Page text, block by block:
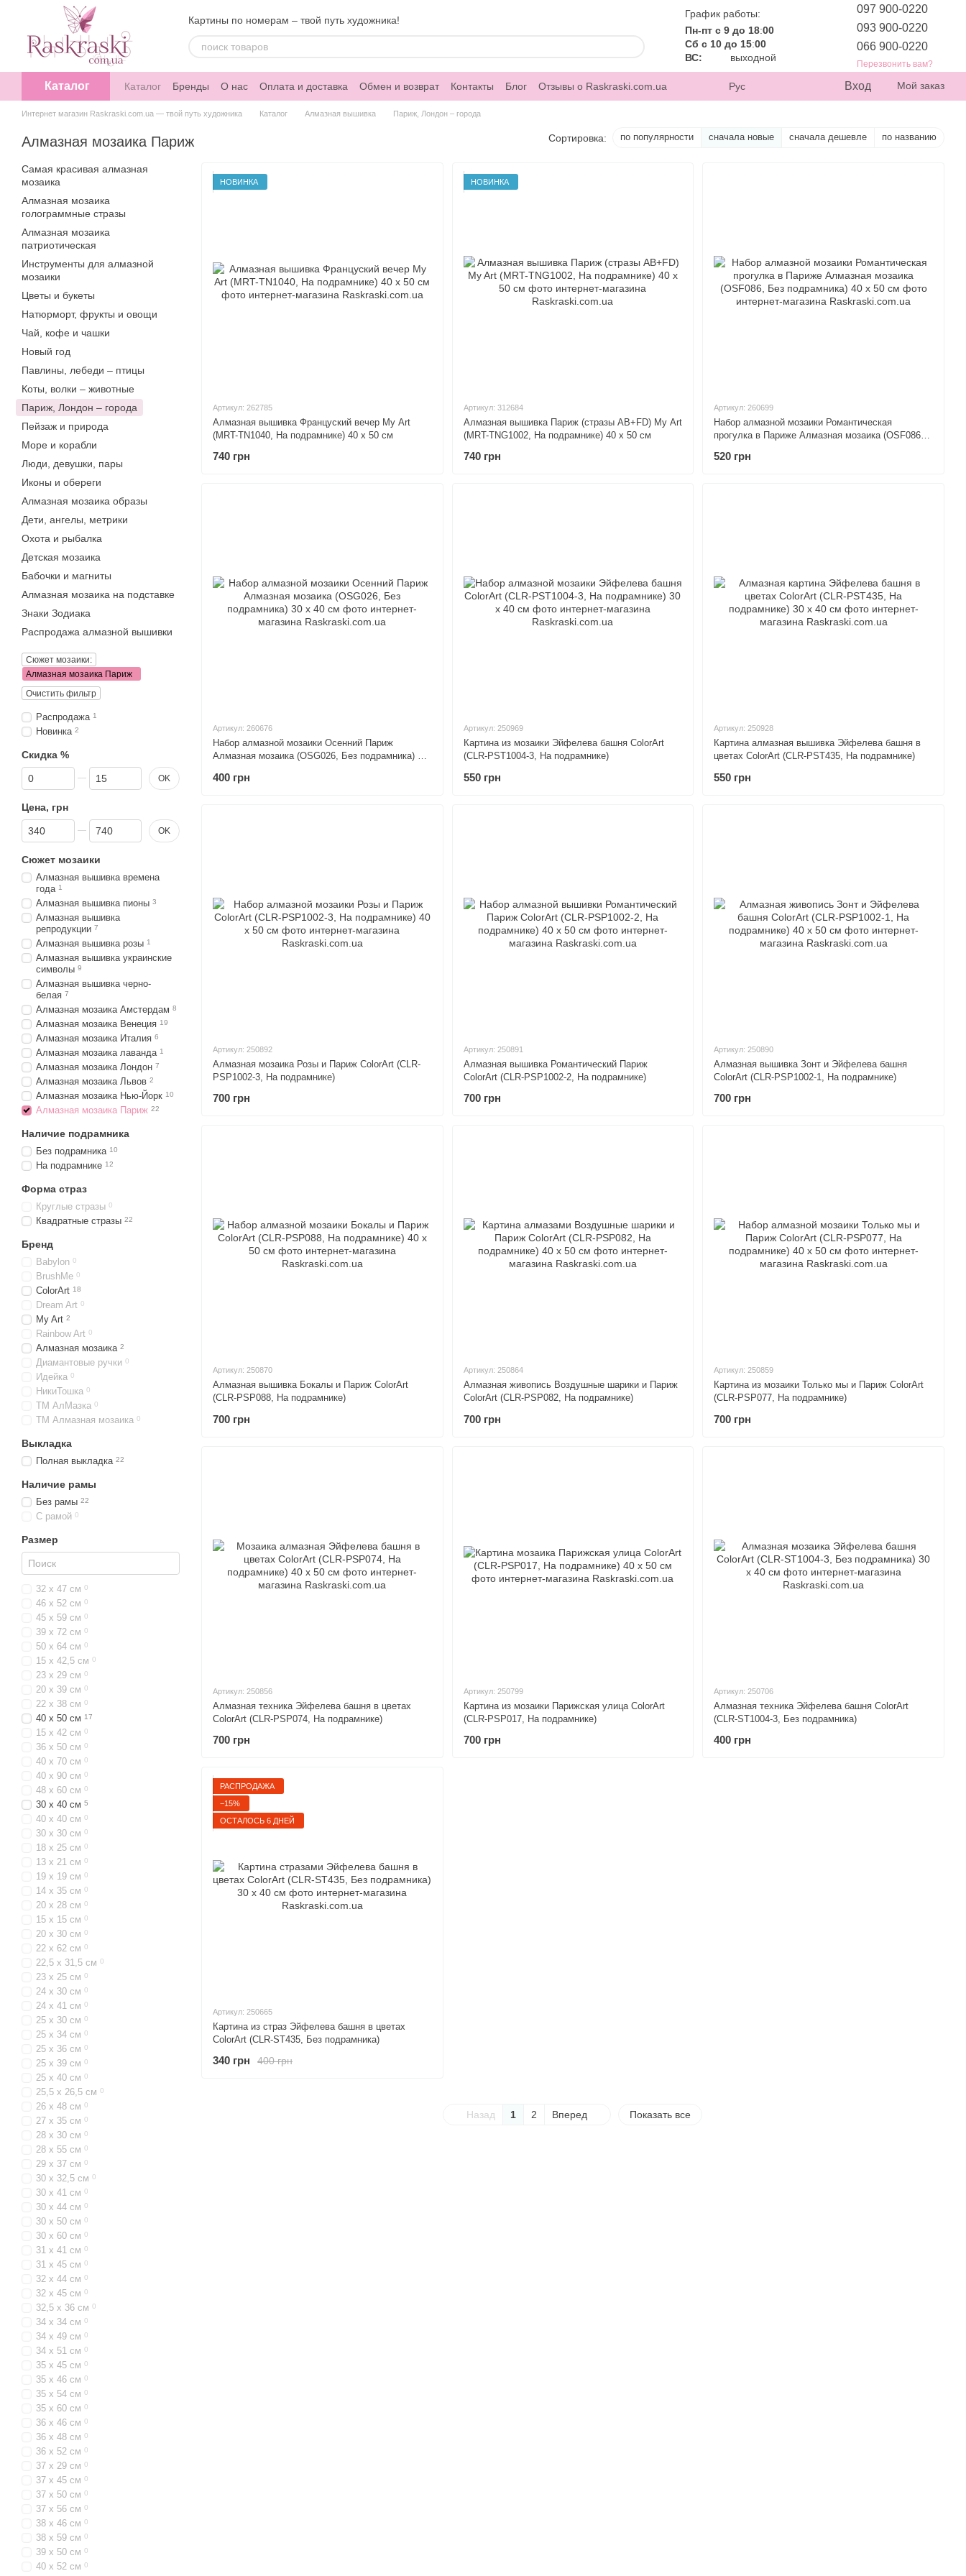
Перейти к основному контенту
Картины по номерам – твой путь художника!
График работы:
Пн-пт с 9 до 18:00
Сб с 10 до 15:00
ВС:
выходной
097 900-0220
093 900-0220
066 900-0220
Перезвонить вам?
Каталог Каталог Бренды О нас Оплата и доставка Обмен и возврат Контакты Блог Отзывы о Raskraski.com.ua Рус Вход Мой заказ
Интернет магазин Raskraski.com.ua — твой путь художника Каталог Алмазная вышивка Париж, Лондон – города
Алмазная мозаика Париж Сортировка: по популярности сначала новые сначала дешевле по названию
НОВИНКА
Артикул: 262785
Алмазная вышивка Француский вечер My Art
(MRT-TN1040, На подрамнике) 40 х 50 см
740 грн
НОВИНКА
Артикул: 312684
Алмазная вышивка Париж (стразы AB+FD) My Art
(MRT-TNG1002, На подрамнике) 40 х 50 см
740 грн
Артикул: 260699
Набор алмазной мозаики Романтическая
прогулка в Париже Алмазная мозаика (OSF086,
520 грн
Артикул: 260676
Набор алмазной мозаики Осенний Париж
Алмазная мозаика (OSG026, Без подрамника) 30
400 грн
Артикул: 250969
Картина из мозаики Эйфелева башня ColorArt
(CLR-PST1004-3, На подрамнике)
550 грн
Артикул: 250928
Картина алмазная вышивка Эйфелева башня в
цветах ColorArt (CLR-PST435, На подрамнике)
550 грн
Артикул: 250892
Алмазная мозаика Розы и Париж ColorArt (CLR-
PSP1002-3, На подрамнике)
700 грн
Артикул: 250891
Алмазная вышивка Романтический Париж
ColorArt (CLR-PSP1002-2, На подрамнике)
700 грн
Артикул: 250890
Алмазная вышивка Зонт и Эйфелева башня
ColorArt (CLR-PSP1002-1, На подрамнике)
700 грн
Артикул: 250870
Алмазная вышивка Бокалы и Париж ColorArt
(CLR-PSP088, На подрамнике)
700 грн
Артикул: 250864
Алмазная живопись Воздушные шарики и Париж
ColorArt (CLR-PSP082, На подрамнике)
700 грн
Артикул: 250859
Картина из мозаики Только мы и Париж ColorArt
(CLR-PSP077, На подрамнике)
700 грн
Артикул: 250856
Алмазная техника Эйфелева башня в цветах
ColorArt (CLR-PSP074, На подрамнике)
700 грн
Артикул: 250799
Картина из мозаики Парижская улица ColorArt
(CLR-PSP017, На подрамнике)
700 грн
Артикул: 250706
Алмазная техника Эйфелева башня ColorArt
(CLR-ST1004-3, Без подрамника)
400 грн
РАСПРОДАЖА
−15%
ОСТАЛОСЬ 6 ДНЕЙ
Артикул: 250665
Картина из страз Эйфелева башня в цветах
ColorArt (CLR-ST435, Без подрамника)
400 грн
340 грн
Назад 1 2 Вперед Показать все
Самая красивая алмазная
мозаика
Алмазная мозаика
голограммные стразы
Алмазная мозаика
патриотическая
Инструменты для алмазной
мозаики
Цветы и букеты
Натюрморт, фрукты и овощи
Чай, кофе и чашки
Новый год
Павлины, лебеди – птицы
Коты, волки – животные
Париж, Лондон – города
Пейзаж и природа
Море и корабли
Люди, девушки, пары
Иконы и обереги
Алмазная мозаика образы
Дети, ангелы, метрики
Охота и рыбалка
Детская мозаика
Бабочки и магниты
Алмазная мозаика на подставке
Знаки Зодиака
Распродажа алмазной вышивки
Сюжет мозаики:
Алмазная мозаика Париж
Очистить фильтр
Распродажа 1
Новинка 2
Скидка %
От Скидка %
До Скидка % OK
Цена, грн
От Цена, грн
До Цена, грн OK
Сюжет мозаики
Алмазная вышивка времена
года 1
Алмазная вышивка пионы 3
Алмазная вышивка
репродукции 7
Алмазная вышивка розы 1
Алмазная вышивка украинские
символы 9
Алмазная вышивка черно-
белая 7
Алмазная мозаика Амстердам 8
Алмазная мозаика Венеция 19
Алмазная мозаика Италия 6
Алмазная мозаика лаванда 1
Алмазная мозаика Лондон 7
Алмазная мозаика Львов 2
Алмазная мозаика Нью-Йорк 10
Алмазная мозаика Париж 22
Наличие подрамника
Без подрамника 10
На подрамнике 12
Форма страз
Круглые стразы 0
Квадратные стразы 22
Бренд
Babylon 0
BrushMe 0
ColorArt 18
Dream Art 0
My Art 2
Rainbow Art 0
Алмазная мозаика 2
Диамантовые ручки 0
Идейка 0
НикиТошка 0
ТМ АлМазка 0
ТМ Алмазная мозаика 0
Выкладка
Полная выкладка 22
Наличие рамы
Без рамы 22
С рамой 0
Размер
32 х 47 см 0
46 х 52 см 0
45 х 59 см 0
39 х 72 см 0
50 х 64 см 0
15 х 42,5 см 0
23 х 29 см 0
20 х 39 см 0
22 х 38 см 0
40 х 50 см 17
15 х 42 см 0
36 х 50 см 0
40 х 70 см 0
40 х 90 см 0
48 х 60 см 0
30 х 40 см 5
40 х 40 см 0
30 х 30 см 0
18 х 25 см 0
13 х 21 см 0
19 х 19 см 0
14 х 35 см 0
20 х 28 см 0
15 х 15 см 0
20 х 30 см 0
22 х 62 см 0
22,5 х 31,5 см 0
23 х 25 см 0
24 х 30 см 0
24 х 41 см 0
25 х 30 см 0
25 х 34 см 0
25 х 36 см 0
25 х 39 см 0
25 х 40 см 0
25,5 х 26,5 см 0
26 х 48 см 0
27 х 35 см 0
28 х 30 см 0
28 х 55 см 0
29 х 37 см 0
30 х 32,5 см 0
30 х 41 см 0
30 х 44 см 0
30 х 50 см 0
30 х 60 см 0
31 х 41 см 0
31 х 45 см 0
32 х 44 см 0
32 х 45 см 0
32,5 х 36 см 0
34 х 34 см 0
34 х 49 см 0
34 х 51 см 0
35 х 45 см 0
35 х 46 см 0
35 х 54 см 0
35 х 60 см 0
36 х 46 см 0
36 х 48 см 0
36 х 52 см 0
37 х 29 см 0
37 х 45 см 0
37 х 50 см 0
37 х 56 см 0
38 х 46 см 0
38 х 59 см 0
39 х 50 см 0
40 х 52 см 0